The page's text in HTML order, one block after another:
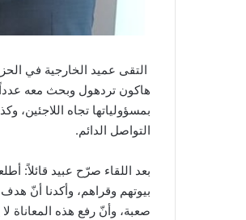
التقى عميد الخارجية في
هاكون تردهول وبحث معه عدداً
بمسؤولياتها تجاه اللاجئين،
التواصل الدائم.
بعد اللقاء صرّح عبيد قائلاً:
بيوتهم وقراهم، وأكدنا أنّ
صعبة، وأنّ رفع هذه المعاناة